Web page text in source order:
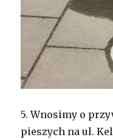
5. Wnosimy o
pieszych na ul.